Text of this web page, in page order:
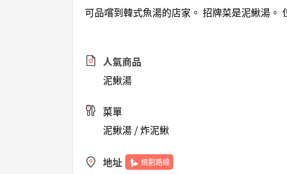
可品嚐到韓式魚湯的店家。 招牌菜是泥鰍湯。
人氣商品
泥鰍湯
菜單
泥鰍湯 / 炸泥鰍
地址 規劃路線